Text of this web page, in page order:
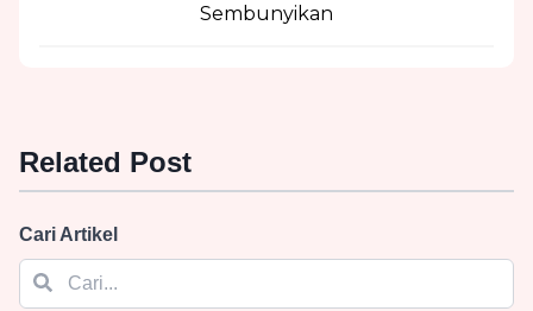
Sembunyikan
Related Post
Cari Artikel